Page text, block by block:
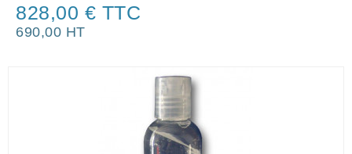
828,00 € TTC
690,00 HT